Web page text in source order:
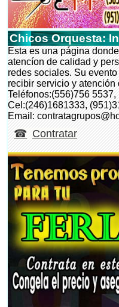
Chicos Orquesta:
Esta es una página
atencíon de calidad y
redes sociales. Su
recibir servicio y atención
Teléfonos:(556)756
Cel:(246)1681333,
Email:
Contratar